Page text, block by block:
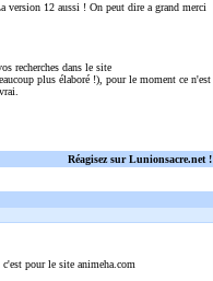
version 12 aussi ! On peut dire a grand merci
recherches dans le site
plus élaboré !), pour le moment ce n'est
Réagisez sur Lunionsacre.net !
pour le site animeha.com